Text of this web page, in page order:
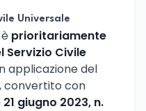
Universale
prioritariamente
Servizio Civile
applicazione del
, convertito con
21 giugno 2023, n.